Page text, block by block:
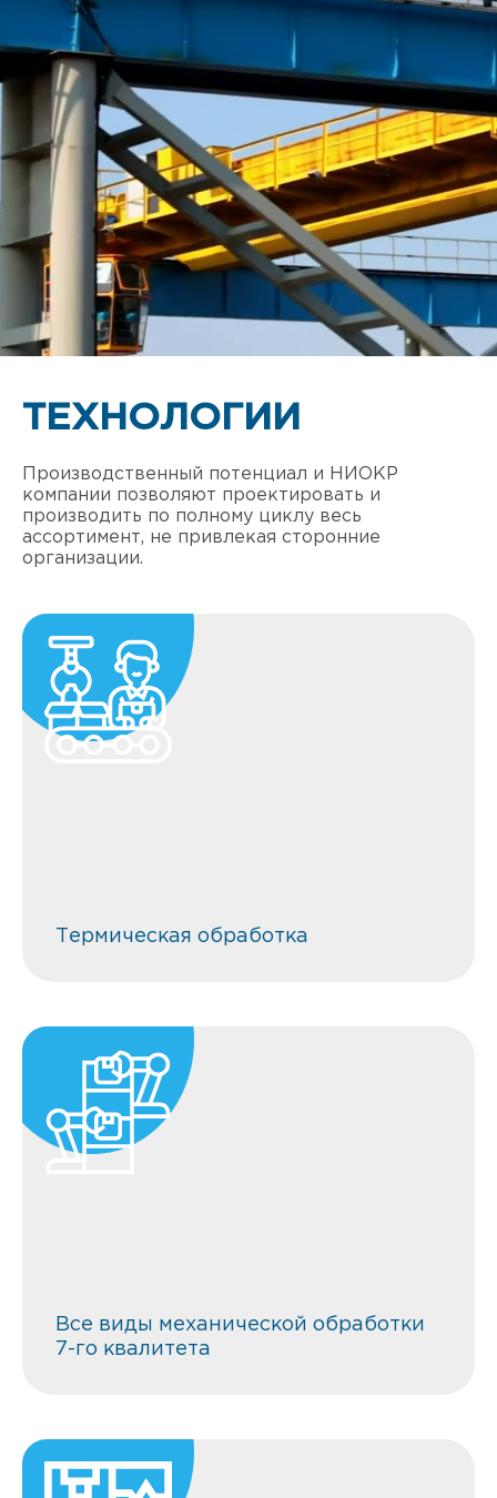
ТЕХНОЛОГИИ
Производственный потенциал и НИОКР
компании позволяют проектировать и
производить по полному циклу весь
ассортимент, не привлекая сторонние
организации.
Термическая обработка
Все виды механической обработки
7-го квалитета